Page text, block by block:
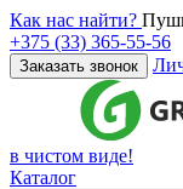
Как нас найти?
+375 (33) 365-55-56
Заказать звонок
в чистом виде!
Каталог